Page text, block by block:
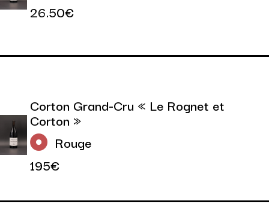
26.50€
Corton Grand-Cru « Le Rognet et
Corton »
Rouge
195€